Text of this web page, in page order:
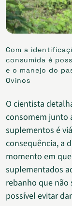
Com a
consumida é
e o manejo do
Ovinos
O cientista
consomem junto
suplementos é
consequência, a
momento em
suplementados
rebanho que não
possível evitar